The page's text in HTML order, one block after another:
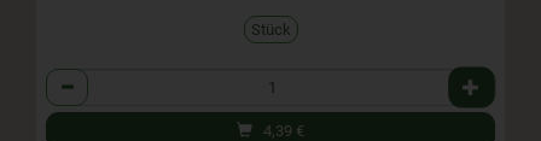
Stück
Anzahl
4,39 €